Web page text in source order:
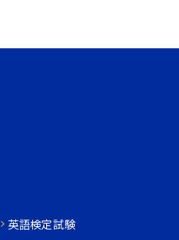
英語検定試験